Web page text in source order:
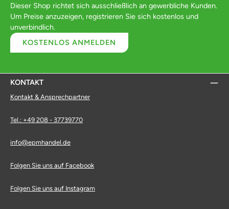
Dieser Shop richtet sich ausschließlich an gewerbliche Kunden.
Um Preise anzuzeigen, registrieren Sie sich kostenlos und
unverbindlich.
KOSTENLOS ANMELDEN
KONTAKT
Kontakt & Ansprechpartner
Tel.: +49 208 - 37739770
info@epmhandel.de
Folgen Sie uns auf Facebook
Folgen Sie uns auf Instagram